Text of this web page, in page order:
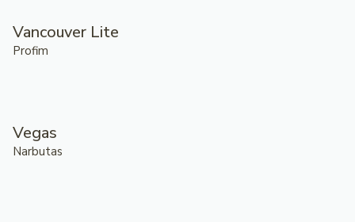
Vancouver Lite
Profim
Vegas
Narbutas